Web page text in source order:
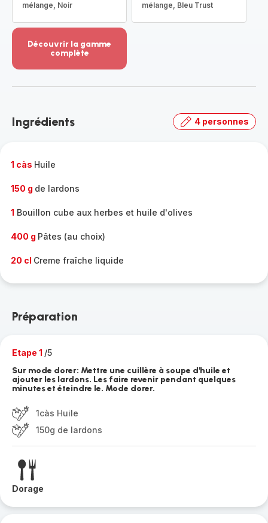
mélange, Noir
mélange, Bleu Trust
Découvrir la gamme
complète
-
gamme
Ingrédients 4 personnes
1 càs Huile
150 g de lardons
1 Bouillon cube aux herbes et huile d'olives
400 g Pâtes (au choix)
20 cl Creme fraîche liquide
Préparation
Etape 1 /5
Sur mode dorer: Mettre une cuillère à soupe d'huile et
ajouter les lardons. Les faire revenir pendant quelques
minutes et éteindre le. Mode dorer.
1càs Huile
150g de lardons
Dorage